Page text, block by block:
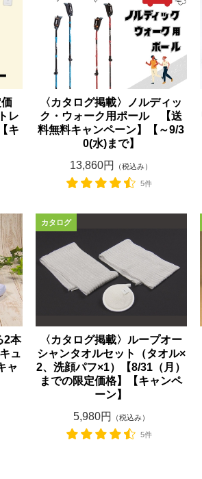
レ
キ
〈カタログ掲載〉ノルディッ
ク・ウォーク用ポール 【送
料無料キャンペーン】【～9/3
0(水)まで】
13,860円
（税込み）
5件
2本
ュ
ャ
〈カタログ掲載〉ループオー
シャンタオルセット（タオル×
2、洗顔パフ×1）【8/31（月）
までの限定価格】【キャンペ
ーン】
5,980円
（税込み）
5件